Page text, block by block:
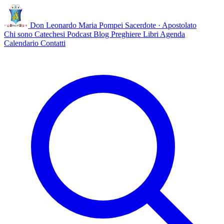
Don Leonardo Maria Pompei Sacerdote · Apostolato
Chi sono Catechesi Podcast Blog Preghiere Libri Agenda
Calendario Contatti